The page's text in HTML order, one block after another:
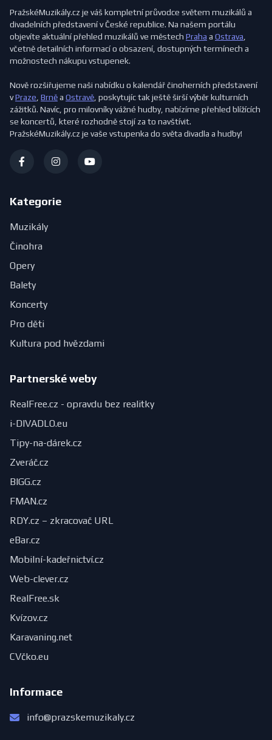
PražskéMuzikály.cz je váš kompletní průvodce světem muzikálů a
divadelních představení v České republice. Na našem portálu
objevíte aktuální přehled muzikálů ve městech Praha a Ostrava
včetně detailních informací o obsazení, dostupných termínech a
možnostech nákupu vstupenek.
Nově rozšiřujeme naši nabídku o kalendář činoherních představení
vPraze Brněa Ostravě , poskytujíc tak ještě širší výběr kulturních
zážitků. Navíc, pro milovníky vážné hudby, nabízíme přehled blížících
se koncertů, které rozhodně stojí za to navštívit.
PražskéMuzikály.cz je vaše vstupenka do světa divadla a hudby!
Kategorie
Muzikály
Činohra
Opery
Balety
Koncerty
Pro děti
Kultura pod hvězdami
Partnerské weby
RealFree.cz - opravdu bez realitky
i-DIVADLO.eu
Tipy-na-dárek.cz
Zveráč.cz
BIGG.cz
FMAN.cz
RDY.cz – zkracovač URL
eBar.cz
Mobilní-kadeřnictví.cz
Web-clever.cz
RealFree.sk
Kvízov.cz
Karavaning.net
CVčko.eu
Informace
info@prazskemuzikaly.cz